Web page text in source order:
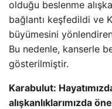
olduğu beslenme
bağlantı keşfedildi ve
büyümesini
Bu nedenle, kanserle
gösterilmiştir.
Karabulut:
alışkanlıklarımızda